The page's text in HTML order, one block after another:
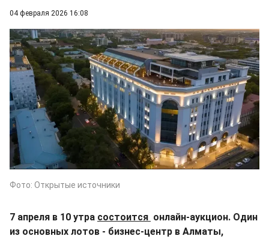
04 февраля 2026 16:08
Фото: Открытые источники
7 апреля в 10 утра состоится онлайн-аукцион. Один
из основных лотов - бизнес-центр в Алматы,